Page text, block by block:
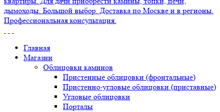
Главная
Магазин
Облицовки каминов
Пристенные облицовки (фронтальные)
Пристенно-угловые облицовки (приставные)
Угловые облицовки
Порталы